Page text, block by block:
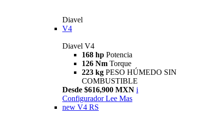
Diavel
V4
Diavel V4
168 hp Potencia
126 Nm Torque
223 kg PESO HÚMEDO SIN
COMBUSTIBLE
Desde $616,900 MXN i
Configurador Lee Mas
new V4 RS